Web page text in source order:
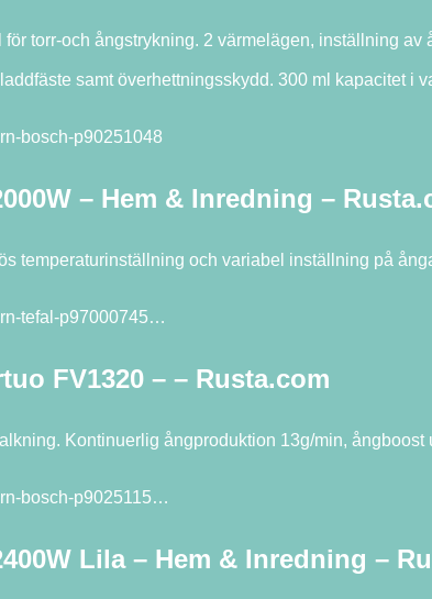
torr-och ångstrykning. 2 värmelägen, inställning
samt överhettningsskydd. 300 ml kapacitet i
bosch-p90251048
– Hem & Inredning –
temperaturinställning och variabel inställning på
tefal-p97000745…
FV1320 – – Rusta.com
Kontinuerlig ångproduktion 13g/min, ångboost
bosch-p9025115…
Lila – Hem & Inredning –